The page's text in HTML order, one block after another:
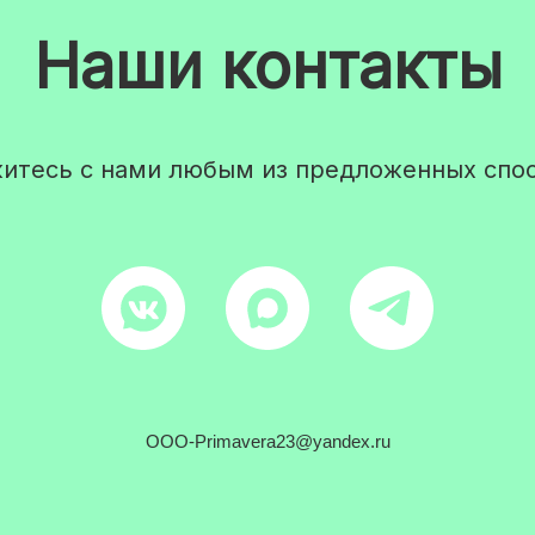
Наши контакты
с нами любым из предложенных
OOO-Primavera23@yandex.ru